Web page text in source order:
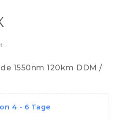
1550nm 120km DDM /
4 - 6 Tage